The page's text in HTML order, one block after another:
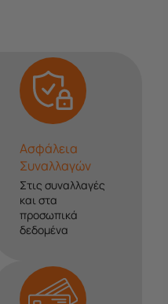
Ασφάλεια
Συναλλαγών
Στις συναλλαγές
και στα
προσωπικά
δεδομένα